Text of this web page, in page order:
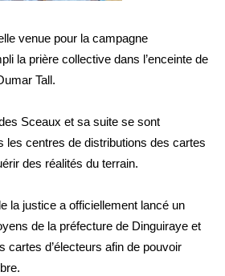
venue pour la campagne
la prière collective dans l’enceinte de
Tall.
Sceaux et sa suite se sont
les centres de distributions des cartes
des réalités du terrain.
la justice a officiellement lancé un
de la préfecture de Dinguiraye et
cartes d’électeurs afin de pouvoir